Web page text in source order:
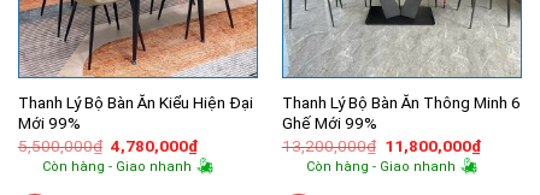
Thanh Lý Bộ Bàn Ăn Kiểu Hiện Đại
Mới 99%
5,500,000₫ Giá
gốc
là:
4,780,000₫Giá
hiện
tại
Còn hàng - Giao nhanh
Thanh Lý Bộ Bàn Ăn Thông Minh 6
Ghế Mới 99%
13,200,000₫ Giá
gốc
là:
11,800,000₫Giá
hiện
Còn hàng - Giao nhanh